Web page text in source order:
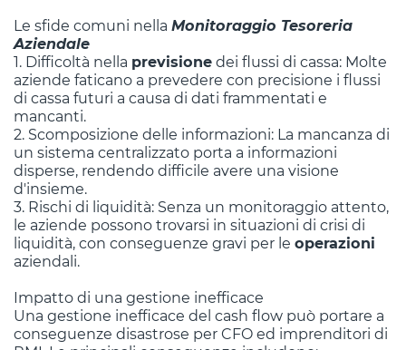
Le sfide comuni nella Monitoraggio Tesoreria
Aziendale
1. Difficoltà nella previsione dei flussi di cassa: Molte
aziende faticano a prevedere con precisione i flussi
di cassa futuri a causa di dati frammentati e
mancanti.
2. Scomposizione delle informazioni: La mancanza di
un sistema centralizzato porta a informazioni
disperse, rendendo difficile avere una visione
d'insieme.
3. Rischi di liquidità: Senza un monitoraggio attento,
le aziende possono trovarsi in situazioni di crisi di
liquidità, con conseguenze gravi per le operazioni
aziendali.
Impatto di una gestione inefficace
Una gestione inefficace del cash flow può portare a
conseguenze disastrose per CFO ed imprenditori di